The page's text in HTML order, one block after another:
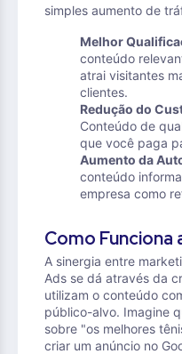
simples aumento de
Melhor
conteúdo
atrai visitantes
clientes.
Redução do
Conteúdo de
que você paga
Aumento da
conteúdo
empresa como
Como Funciona
A sinergia entre
Ads se dá através da
utilizam o conteúdo
público-alvo. Imagine
sobre "os melhores
criar um anúncio no